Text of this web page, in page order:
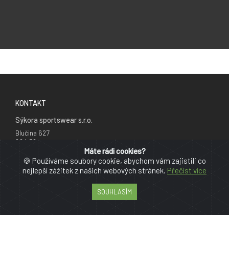
KONTAKT
Sýkora sportswear s.r.o.
Blučina 627
664 56
+420 777 241 735
info@cyklodresy.cz
Reklamační řád
Máte rádi cookies?
🍪 Používáme soubory cookie, abychom vám zajistili co
nejlepší zážitek z našich webových stránek. Přečíst více
SOUHLASÍM